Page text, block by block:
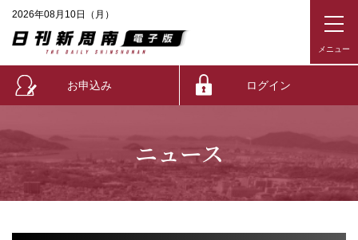
2026年08月10日（月）
お申込み ログイン
ニュース